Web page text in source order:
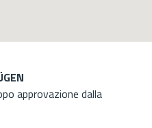
approvazione dalla